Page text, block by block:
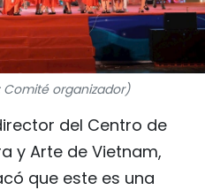
SOMOS?
Comité organizador)
del Centro de
y Arte de Vietnam,
que este es una